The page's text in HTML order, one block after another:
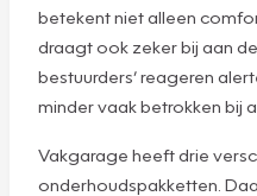
betekent niet alleen
draagt ook zeker bij aan
bestuurders’ reageren
minder vaak betrokken bij
Vakgarage heeft drie
onderhoudspakketten.